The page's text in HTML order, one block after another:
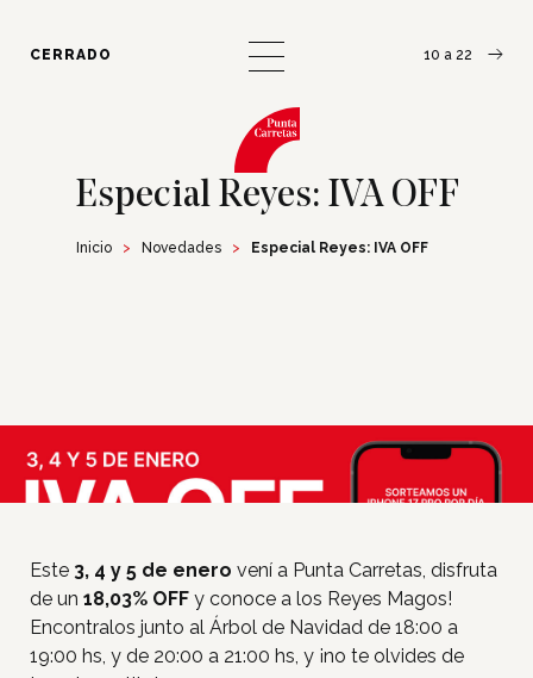
¿Cómo llegar? Escribinos
CERRADO 10 a 22
Inicio Novedades Especial Reyes: IVA OFF
Especial Reyes: IVA OFF
Este 3, 4 y 5 de enero vení a Punta Carretas, disfruta
de un 18,03% OFF y conoce a los Reyes Magos!
Encontralos junto al Árbol de Navidad de 18:00 a
19:00 hs, y de 20:00 a 21:00 hs, y ¡no te olvides de